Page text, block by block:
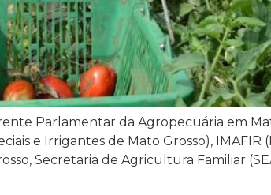
Parlamentar da Agropecuária em
e Irrigantes de Mato Grosso),
Secretaria de Agricultura Familiar